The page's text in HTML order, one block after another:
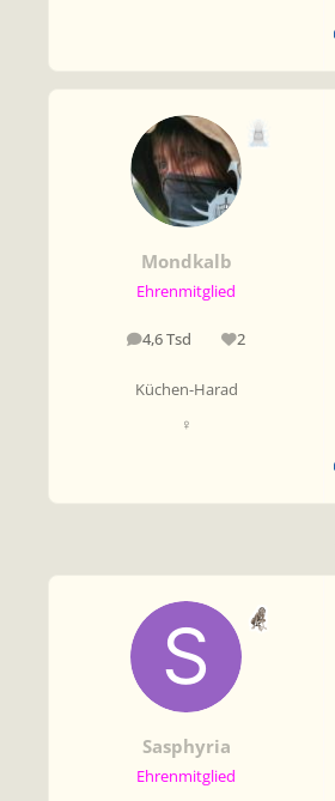
Mondkalb
Ehrenmitglied
4,6 Tsd
Beiträge 2
Reputation
Küchen-Harad
♀
Sasphyria
Ehrenmitglied